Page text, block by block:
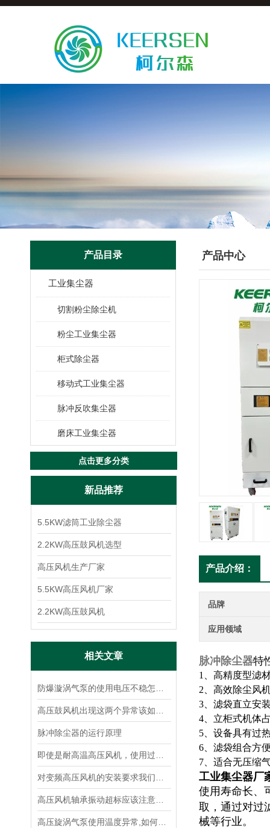
产品目录
工业集尘器
切割粉尘除尘机
粉尘工业集尘器
柜式除尘器
移动式工业集尘器
脉冲反吹集尘器
磨床工业集尘器
点击更多分类
新品推荐
5.5KW滤筒工业除尘器
2.2KW高压鼓风机选型
高压风机生产厂家
5.5KW高压风机厂家
2.2KW高压鼓风机
相关文章
脉冲除尘器的运行原理
产品中心
产品介绍：
品牌
应用领域
脉冲除尘器特
1、高精度型滤
2、高效除尘风
3、滤袋直立安
4、立柜式机体
5、设备具有过
6、滤袋组合方
7、适合无压缩
工业集尘器厂
使用寿命长、
取，通过对过
械等行业。